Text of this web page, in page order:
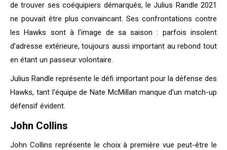
de trouver ses coéquipiers démarqués, le Julius Randle 2021
ne pouvait être plus convaincant. Ses confrontations contre
les Hawks sont à l’image de sa saison : parfois insolent
d’adresse extérieure, toujours aussi important au rebond tout
en étant un passeur volontaire.
Julius Randle représente le défi important pour la défense des
Hawks, tant l’équipe de Nate McMillan manque d’un match-up
défensif évident.
John Collins
John Collins représente le choix à première vue peut-être le